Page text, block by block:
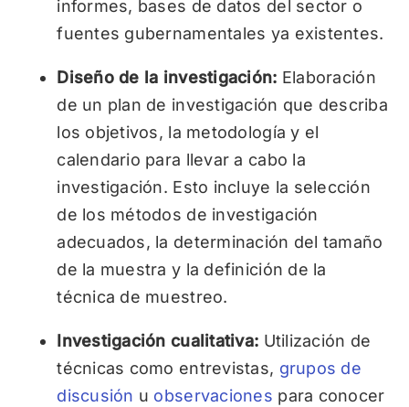
informes, bases de datos del sector o
fuentes gubernamentales ya existentes.
Diseño de la investigación: Elaboración
de un plan de investigación que describa
los objetivos, la metodología y el
calendario para llevar a cabo la
investigación. Esto incluye la selección
de los métodos de investigación
adecuados, la determinación del tamaño
de la muestra y la definición de la
técnica de muestreo.
Investigación cualitativa: Utilización de
técnicas como entrevistas, grupos de
discusión u observaciones para conocer